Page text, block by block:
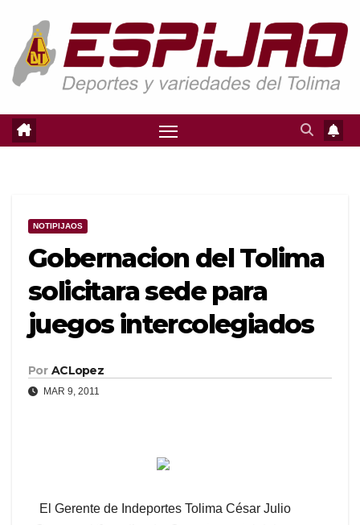
contenido
NOTIPIJAOS
Gobernacion del Tolima
solicitara sede para
juegos intercolegiados
Por ACLopez
MAR 9, 2011
El Gerente de Indeportes Tolima César Julio